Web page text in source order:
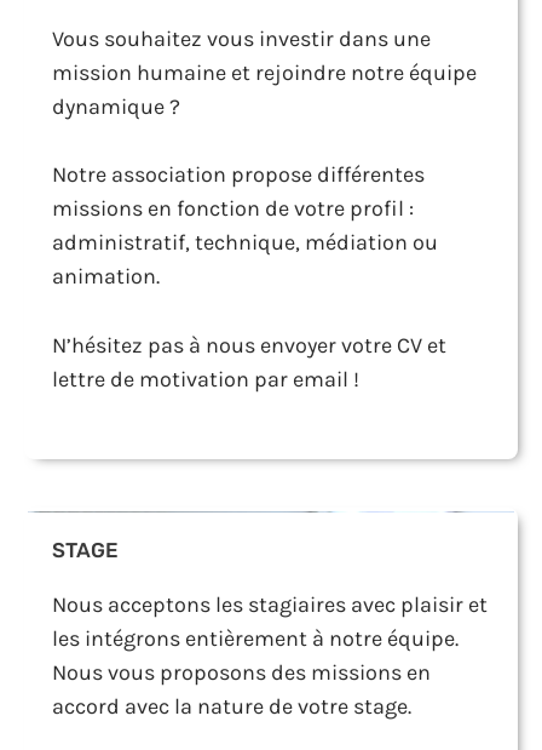
Vous souhaitez vous investir dans une
mission humaine et rejoindre notre équipe
dynamique ?
Notre association propose différentes
missions en fonction de votre profil :
administratif, technique, médiation ou
animation.
N’hésitez pas à nous envoyer votre CV et
lettre de motivation par email !
STAGE
Nous acceptons les stagiaires avec plaisir et
les intégrons entièrement à notre équipe.
Nous vous proposons des missions en
accord avec la nature de votre stage.